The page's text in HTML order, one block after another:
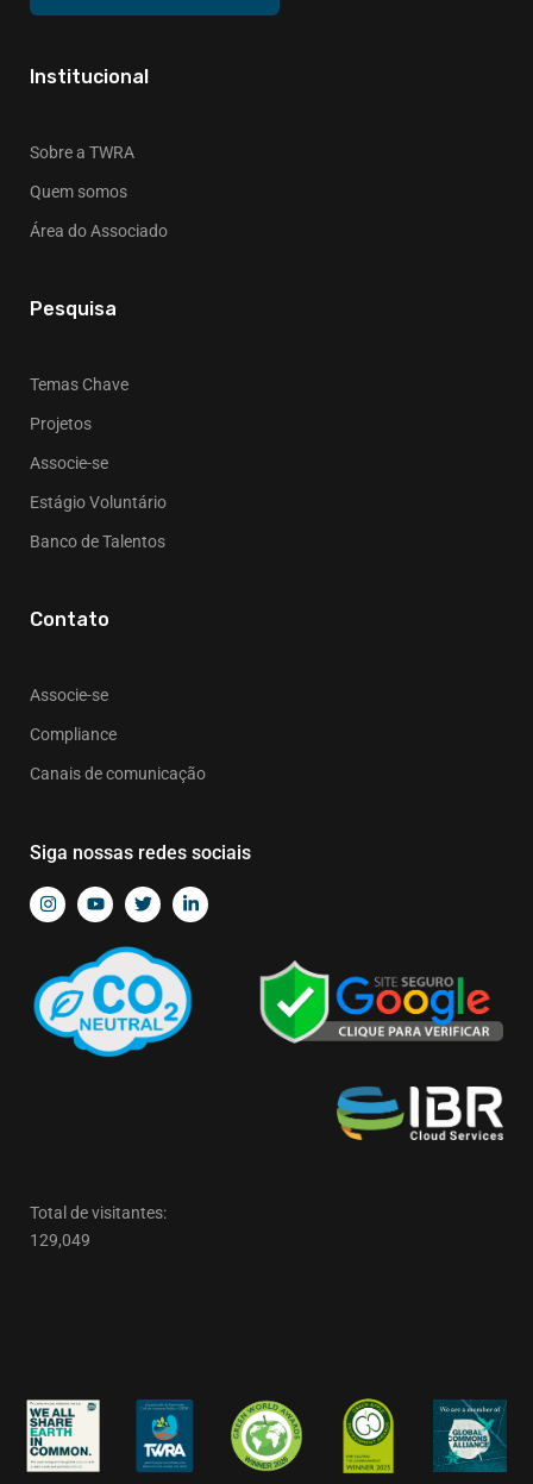
Institucional
Sobre a TWRA
Quem somos
Área do Associado
Pesquisa
Temas Chave
Projetos
Associe-se
Estágio Voluntário
Banco de Talentos
Contato
Associe-se
Compliance
Canais de comunicação
Siga nossas redes sociais
Total de visitantes:
129,049